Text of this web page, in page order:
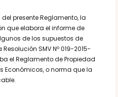
del presente Reglamento, la
que elabora el informe de
de los supuestos de
SMV Nº 019-2015-
el Reglamento de Propiedad
Económicos, o norma que la